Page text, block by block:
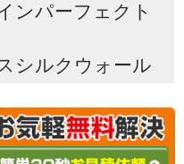
ンパーフェクト
シルクウォール